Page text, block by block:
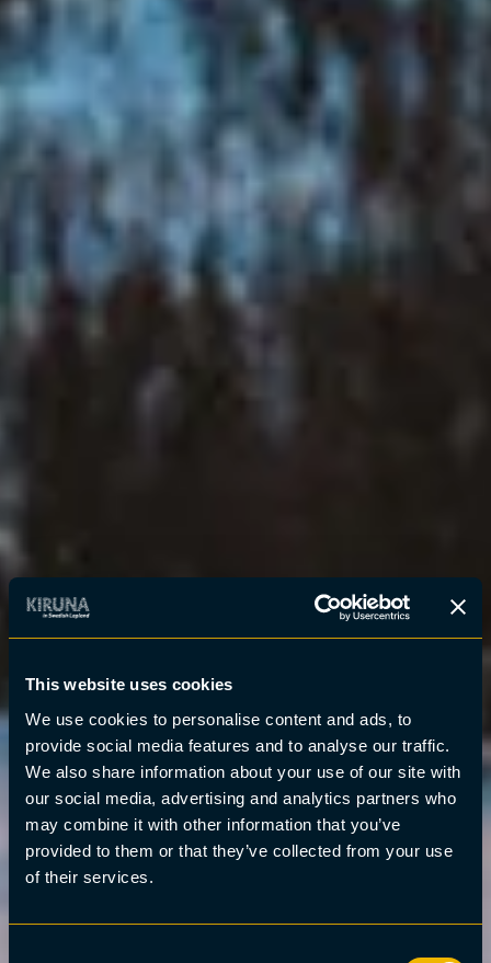
This website uses cookies
We use cookies to personalise content and ads, to
provide social media features and to analyse our traffic.
We also share information about your use of our site with
our social media, advertising and analytics partners who
may combine it with other information that you’ve
provided to them or that they’ve collected from your use
of their services.